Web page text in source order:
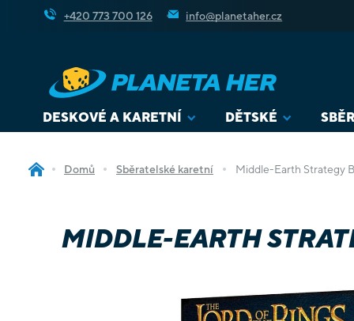
+420 773 700 126 info@planetaher.cz
DESKOVÉ A KARETNÍ DĚTSKÉ
Domů Sběratelské karetní Middle-Earth Strategy
MIDDLE-EARTH